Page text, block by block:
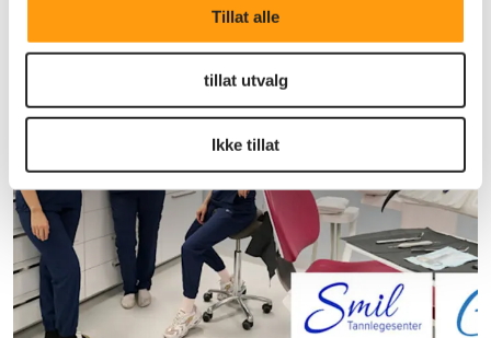
Tillat alle
tillat utvalg
Ikke tillat